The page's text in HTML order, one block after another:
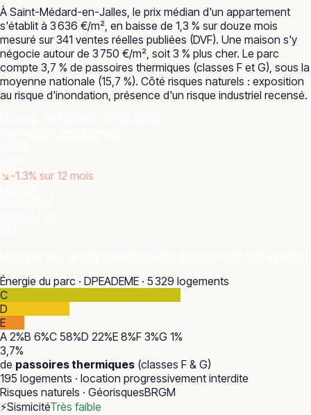
À Saint-Médard-en-Jalles, le prix médian d'un appartement
s'établit à 3 636 €/m², en baisse de 1,3 % sur douze mois
mesuré sur 341 ventes réelles publiées (DVF). Une maison s'y
négocie autour de 3 750 €/m², soit 3 % plus cher. Le parc
compte 3,7 % de passoires thermiques (classes F et G), sous la
moyenne nationale (15,7 %). Côté risques naturels : exposition
au risque d'inondation, présence d'un risque industriel recensé.
↘ -1.3% sur 12 mois
Énergie du parc · DPEADEME · 5 329 logements
C
D
E
A 2%B 6%C 58%D 22%E 8%F 3%G 1%
3,7%
de passoires thermiques (classes F & G)
195 logements · location progressivement interdite
Risques naturels · GéorisquesBRGM
⚡SismicitéTrès faible